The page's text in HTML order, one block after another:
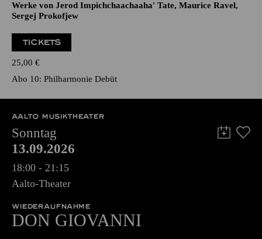
Werke von Jerod Impichchaachaaha' Tate, Maurice Ravel,
Sergej Prokofjew
TICKETS
25,00 €
Abo 10: Philharmonie Debüt
AALTO MUSIKTHEATER
Sonntag
13.09.2026
18:00 - 21:15
Aalto-Theater
WIEDERAUFNAHME
DON GIO­VANNI